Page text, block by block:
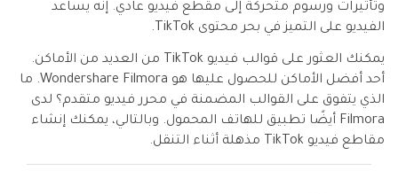
وتأثيرات ورسوم متحركة إلى مقطع فيديو عادي. إنه يساعد
الفيديو على التميز في بحر محتوى TikTok.
يمكنك العثور على قوالب فيديو TikTok من العديد من الأماكن.
أحد أفضل الأماكن للحصول عليها هو Wondershare Filmora. ما
الذي يتفوق على القوالب المضمنة في محرر فيديو متقدم؟ لدى
Filmora أيضًا تطبيق للهاتف المحمول. وبالتالي، يمكنك إنشاء
مقاطع فيديو TikTok مذهلة أثناء التنقل.